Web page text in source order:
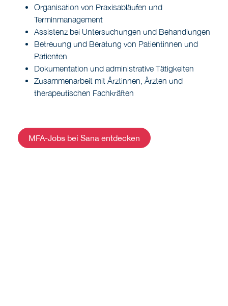
Organisation von Praxisabläufen und
Terminmanagement
Assistenz bei Untersuchungen und Behandlungen
Betreuung und Beratung von Patientinnen und
Patienten
Dokumentation und administrative Tätigkeiten
Zusammenarbeit mit Ärztinnen, Ärzten und
therapeutischen Fachkräften
MFA-Jobs bei Sana entdecken